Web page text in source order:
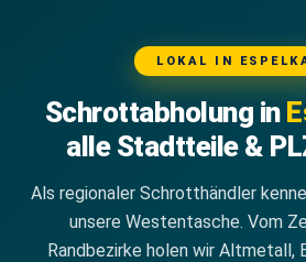
LOKAL IN
Schrottabholung in
alle Stadtteile &
Als regionaler Schrotthändler
unsere Westentasche. Vom
Randbezirke holen wir